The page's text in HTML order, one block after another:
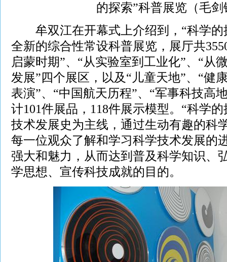
的探索”科普展览（毛剑
牟双江在开幕式上介绍到，“科学的
全新的综合性常设科普展览，展厅共
启蒙时期”、“从实验室到工业化”、“从
发展”四个展区，以及“儿童天地”、“健
表演”、“中国航天历程”、“军事科技高
计101件展品，118件展示模型。“科学
技术发展史为主线，通过生动有趣的科
每一位观众了解和学习科学技术发展的
强大和魅力，从而达到普及科学知识、
学思想、宣传科技成就的目的。